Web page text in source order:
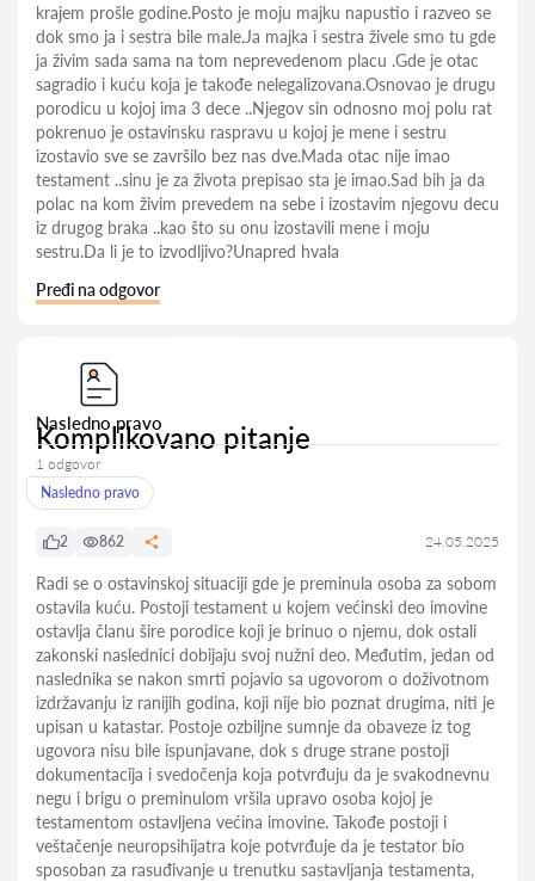
krajem prošle godine.Posto je moju majku napustio i razveo se
dok smo ja i sestra bile male.Ja majka i sestra živele smo tu gde
ja živim sada sama na tom neprevedenom placu .Gde je otac
sagradio i kuću koja je takođe nelegalizovana.Osnovao je drugu
porodicu u kojoj ima 3 dece ..Njegov sin odnosno moj polu rat
pokrenuo je ostavinsku raspravu u kojoj je mene i sestru
izostavio sve se završilo bez nas dve.Mada otac nije imao
testament ..sinu je za života prepisao sta je imao.Sad bih ja da
polac na kom živim prevedem na sebe i izostavim njegovu decu
iz drugog braka ..kao što su onu izostavili mene i moju
sestru.Da li je to izvodljivo?Unapred hvala
Pređi na odgovor
Nasledno pravo
Komplikovano pitanje
1 odgovor
Nasledno pravo
2 862 24.05.2025
Radi se o ostavinskoj situaciji gde je preminula osoba za sobom
ostavila kuću. Postoji testament u kojem većinski deo imovine
ostavlja članu šire porodice koji je brinuo o njemu, dok ostali
zakonski naslednici dobijaju svoj nužni deo. Međutim, jedan od
naslednika se nakon smrti pojavio sa ugovorom o doživotnom
izdržavanju iz ranijih godina, koji nije bio poznat drugima, niti je
upisan u katastar. Postoje ozbiljne sumnje da obaveze iz tog
ugovora nisu bile ispunjavane, dok s druge strane postoji
dokumentacija i svedočenja koja potvrđuju da je svakodnevnu
negu i brigu o preminulom vršila upravo osoba kojoj je
testamentom ostavljena većina imovine. Takođe postoji i
veštačenje neuropsihijatra koje potvrđuje da je testator bio
sposoban za rasuđivanje u trenutku sastavljanja testamenta,